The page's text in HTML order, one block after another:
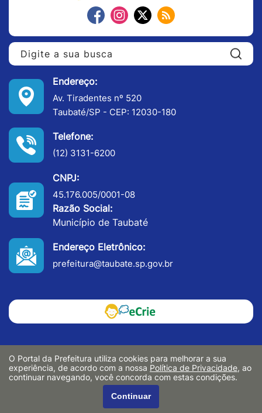
Endereço:
Av. Tiradentes nº 520
Taubaté/SP - CEP: 12030-180
Telefone:
(12) 3131-6200
CNPJ:
45.176.005/0001-08
Razão Social:
Município de Taubaté
Endereço Eletrônico:
prefeitura@taubate.sp.gov.br
O Portal da Prefeitura utiliza cookies para melhorar a sua
experiência, de acordo com a nossa Política de Privacidade, ao
continuar navegando, você concorda com estas condições.
Continuar